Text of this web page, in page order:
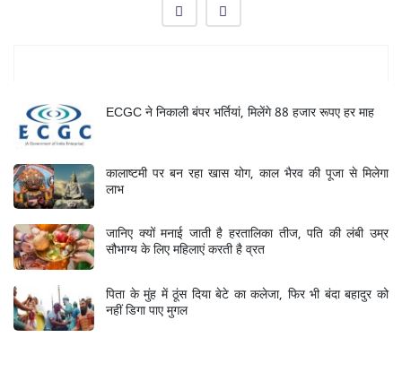
ECGC ने निकाली बंपर भर्तियां, मिलेंगे 88 हजार रूपए हर माह
कालाष्टमी पर बन रहा खास योग, काल भैरव की पूजा से मिलेगा
लाभ
जानिए क्यों मनाई जाती है हरतालिका तीज, पति की लंबी उम्र
सौभाग्य के लिए महिलाएं करती है व्रत
पिता के मुंह में ठूंस दिया बेटे का कलेजा, फिर भी बंदा बहादुर को
नहीं डिगा पाए मुगल